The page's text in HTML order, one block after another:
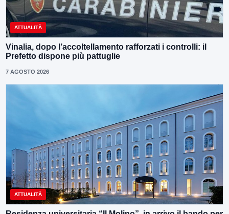
ATTUALITÀ
Vinalia, dopo l’accoltellamento rafforzati i controlli: il
Prefetto dispone più pattuglie
7 AGOSTO 2026
ATTUALITÀ